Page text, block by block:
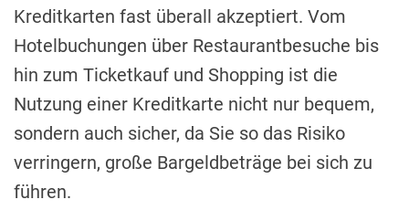
Kreditkarten fast überall akzeptiert. Vom
Hotelbuchungen über Restaurantbesuche bis
hin zum Ticketkauf und Shopping ist die
Nutzung einer Kreditkarte nicht nur bequem,
sondern auch sicher, da Sie so das Risiko
verringern, große Bargeldbeträge bei sich zu
führen.